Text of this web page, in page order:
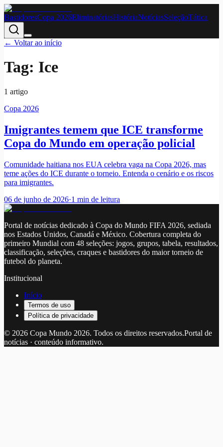
BastidoresCopa 2026EliminatóriasHistóriaNotíciasSeleçãoTática
← Voltar ao início
Tag: Ice
1 artigo
Copa 2026
Imigrantes temem que ICE transforme
Copa do Mundo em operação policial
Comunidade haitiana nos EUA celebra vaga na Copa 2026, mas
teme ações do ICE durante o torneio. Entenda o cenário e os riscos
para imigrantes.
06 de junho de 2026·1 min de leitura
Portal de notícias dedicado à Copa do Mundo FIFA 2026, sediada
nos Estados Unidos, Canadá e México. Cobertura completa do
primeiro Mundial com 48 seleções: jogos, grupos, tabela, resultados,
classificação, seleções, craques e bastidores do maior torneio de
futebol do planeta.
Institucional
Início
Termos de uso
Política de privacidade
© 2026 Copa Mundo 2026. Todos os direitos reservados.Portal de
notícias · conteúdo informativo.